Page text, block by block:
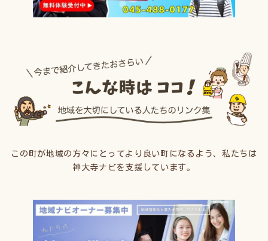
この町が地域の方々にとってより良い町になるよう、私たちは
神大寺ナビを支援しています。